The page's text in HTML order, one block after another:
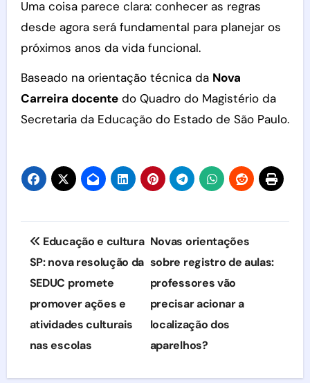
Uma coisa parece clara: conhecer as regras
desde agora será fundamental para planejar os
próximos anos da vida funcional.
Baseado na orientação técnica da Nova
Carreira docentedo Quadro do Magistério da
Secretaria da Educação do Estado de São Paulo.
Navegação
de
Post
Educação e cultura
SP: nova resolução da
SEDUC promete
promover ações e
atividades culturais
nas escolas
Novas orientações
sobre registro de aulas:
professores vão
precisar acionar a
localização dos
aparelhos?